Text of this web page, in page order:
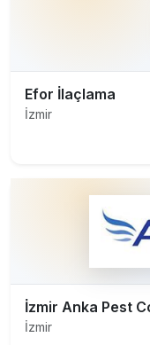
Efor İlaçlama
İzmir
İzmir